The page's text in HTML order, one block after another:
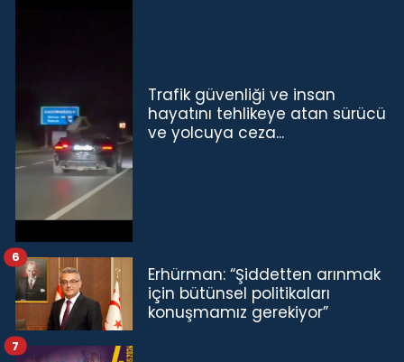
Trafik güvenliği ve insan
hayatını tehlikeye atan sürücü
ve yolcuya ceza...
Erhürman: “Şiddetten arınmak
için bütünsel politikaları
konuşmamız gerekiyor”
6
7